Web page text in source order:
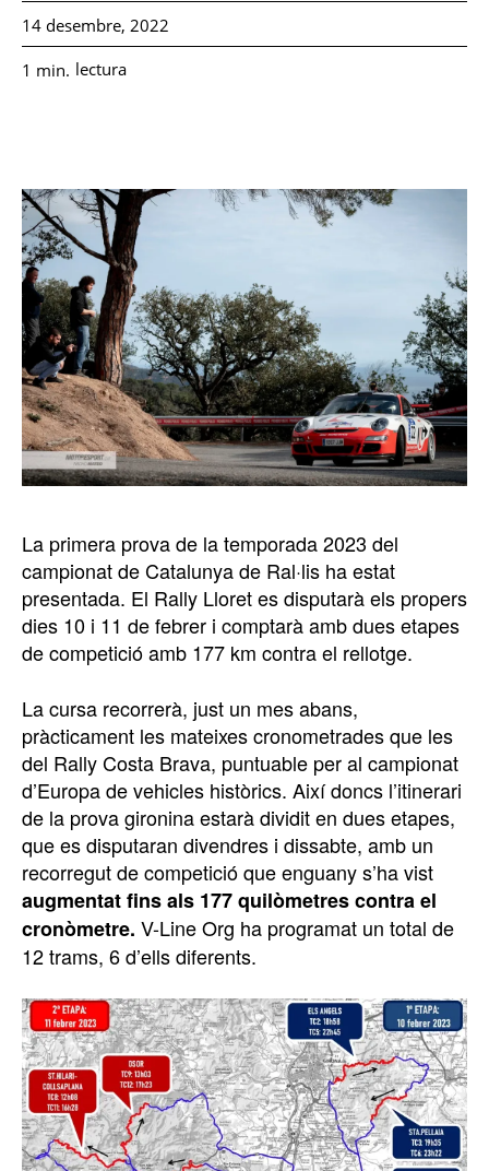
14 desembre, 2022
1 min. lectura
La primera prova de la temporada 2023 del
campionat de Catalunya de Ral·lis ha estat
presentada. El Rally Lloret es disputarà els propers
dies 10 i 11 de febrer i comptarà amb dues etapes
de competició amb 177 km contra el rellotge.
La cursa recorrerà, just un mes abans,
pràcticament les mateixes cronometrades que les
del Rally Costa Brava, puntuable per al campionat
d’Europa de vehicles històrics. Així doncs l’itinerari
de la prova gironina estarà dividit en dues etapes,
que es disputaran divendres i dissabte, amb un
recorregut de competició que enguany s’ha vist
augmentat fins als 177 quilòmetres contra el
cronòmetre. V-Line Org ha programat un total de
12 trams, 6 d’ells diferents.